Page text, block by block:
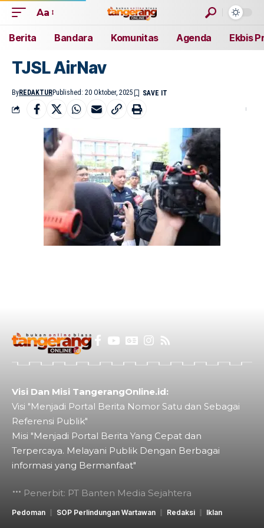
Aa
Berita Bandara Komunitas Agenda Ekbis
TJSL AirNav
ByREDAKTURPublished: 20 Oktober, 2025
Visi Dan Misi TangerangOnline.id:
Visi "Menjadi Portal Berita Nomor Satu dan Sebagai
Referensi Publik"
Misi "Menjadi Portal Berita Yang Cepat dan
Terpercaya. Melayani Publik Dengan Berbagai
informasi yang Bermanfaat"
Penerbit: PT Banten Media Sejahtera
Pedoman SOP Perlindungan Wartawan Redaksi Iklan